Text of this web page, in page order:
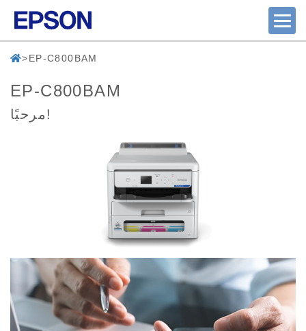
EP-C800BAM
EP-C800BAM
مرحبًا!